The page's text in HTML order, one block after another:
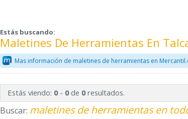
Estás buscando:
Maletines De Herramientas En
Mas información de maletines de herramientas en
Estás viendo: 0- 0de 0resultados.
Buscar: maletines de herramientas en